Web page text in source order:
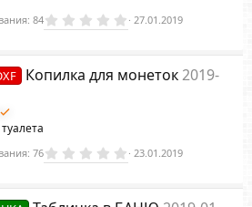
0
.
0
в
84 27.01.2019
Копилка для монеток2019-
0
.
0
з
76 23.01.2019